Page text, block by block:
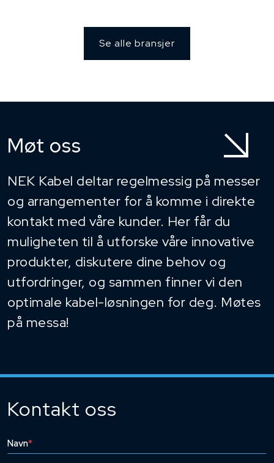
Se alle bransjer
Møt oss
NEK Kabel deltar regelmessig på messer
og arrangementer for å komme i direkte
kontakt med våre kunder. Her får du
muligheten til å utforske våre innovative
produkter, diskutere dine behov og
utfordringer, og sammen finner vi den
optimale kabel-løsningen for deg. Møtes
på messa!
Kontakt oss
Navn*